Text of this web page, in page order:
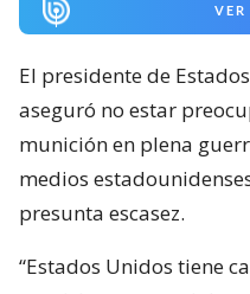
VER
El presidente de
aseguró no estar
munición en plena
medios
presunta escasez.
“Estados Unidos tiene